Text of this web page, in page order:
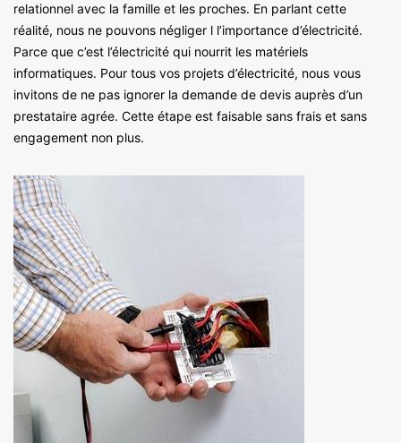
relationnel avec la famille et les proches. En parlant cette
réalité, nous ne pouvons négliger l l’importance d’électricité.
Parce que c’est l’électricité qui nourrit les matériels
informatiques. Pour tous vos projets d’électricité, nous vous
invitons de ne pas ignorer la demande de devis auprès d’un
prestataire agrée. Cette étape est faisable sans frais et sans
engagement non plus.